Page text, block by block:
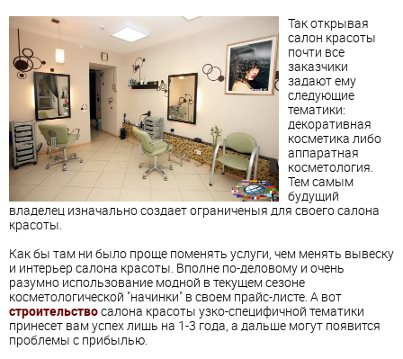
Так открывая
салон красоты
почти все
заказчики
задают ему
следующие
тематики:
декоративная
косметика либо
аппаратная
косметология.
Тем самым
будущий
владелец изначально создает ограниченыя для своего салона
красоты.
Как бы там ни было проще поменять услуги, чем менять вывеску
и интерьер салона красоты. Вполне по-деловому и очень
разумно использование модной в текущем сезоне
косметологической "начинки" в своем прайс-листе. А вот
строительствосалона красоты узко-специфичной тематики
принесет вам успех лишь на 1-3 года, а дальше могут появится
проблемы с прибылью.